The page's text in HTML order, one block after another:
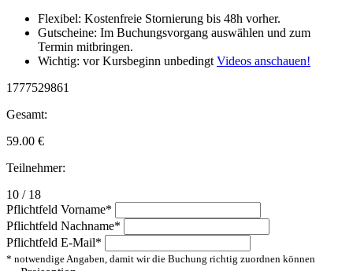
Flexibel: Kostenfreie Stornierung bis 48h vorher.
Gutscheine: Im Buchungsvorgang auswählen und zum
Termin mitbringen.
Wichtig: vor Kursbeginn unbedingt Videos anschauen!
1777529861
Gesamt:
59.00 €
Teilnehmer:
10 / 18
Pflichtfeld Vorname*
Pflichtfeld Nachname*
Pflichtfeld E-Mail*
* notwendige Angaben, damit wir die Buchung richtig zuordnen können